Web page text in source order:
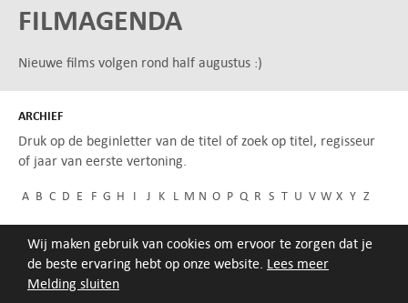
Melding sluiten
Wij maken gebruik van cookies om ervoor te zorgen dat je
de beste ervaring hebt op onze website. Lees meer
FILMAGENDA
Nieuwe films volgen rond half augustus :)
ARCHIEF
Druk op de beginletter van de titel of zoek op titel, regisseur
of jaar van eerste vertoning.
A B C D E F G H I J K L M N O P Q R S T U V W X Y Z